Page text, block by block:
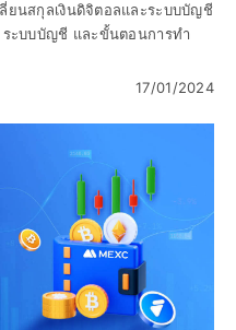
ยนสกุลเงินดิจิตอลและระบบบัญชี
ระบบบัญชี และขั้นตอนการทำ
17/01/2024